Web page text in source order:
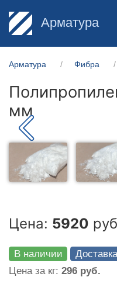
Арматура
Арматура Фибра
мм
Цена: 5920
В наличии
Цена за кг: 296 руб.